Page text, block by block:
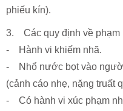
phiếu kín).
3. Các quy định về phạm
- Hành vi khiếm nhã.
- Nhổ nước bọt vào
(cảnh cáo nhẹ, nặng truất
- Có hành vi xúc phạm